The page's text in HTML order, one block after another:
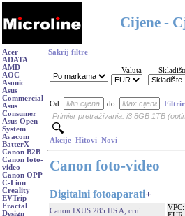
Cijene -
Acer
ADATA
AMD
AOC
Asonic
Asus
Commercial
Asus
Consumer
Asus Open
System
Avacom
BatterX
Canon B2B
Canon foto-
video
Canon OPP
C-Lion
Creality
EVTrip
Fractal
Design
Sakrij filtre
Valuta
Od: do:
Akcije Hitovi Novi
Canon foto-video
Digitalni fotoaparati+
Canon IXUS 285 HS A, crni
VPC: